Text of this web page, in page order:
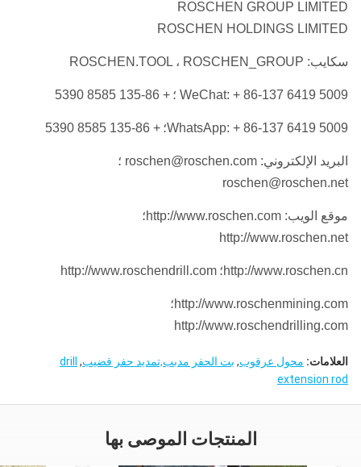
ROSCHEN GROUP LIMITED
ROSCHEN HOLDINGS LIMITED
سكايب: ROSCHEN.TOOL ، ROSCHEN_GROUP
WeChat: + 86-137 6419 5009 ؛ + 86-135 8585 5390
WhatsApp: + 86-137 6419 5009؛ + 86-135 8585 5390
البريد الإلكتروني: roschen@roschen.com ؛
roschen@roschen.net
موقع الويب: http://www.roschen.com؛
http://www.roschen.net
http://www.roschen.cn؛ http://www.roschendrill.com
http://www.roschenmining.com؛
http://www.roschendrilling.com
العلامات: محول عرقوب, بت الحفر مدبب,تمديد حفر قضيب,
drill
extension rod
المنتجات الموصى بها